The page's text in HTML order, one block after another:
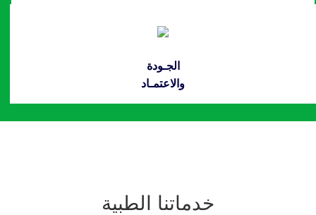
الجـودة
والاعتمـاد
خدماتنا الطبية